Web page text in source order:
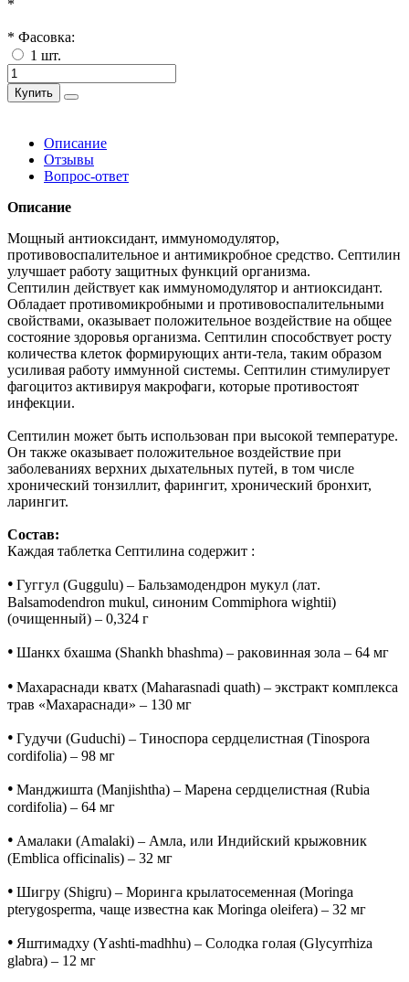
*
* Фасовка:
1 шт.
Купить
Описание
Отзывы
Вопрос-ответ
Описание
Мощный антиоксидант, иммуномодулятор,
противовоспалительное и антимикробное средство. Септилин
улучшает работу защитных функций организма.
Септилин действует как иммуномодулятор и антиоксидант.
Обладает противомикробными и противовоспалительными
свойствами, оказывает положительное воздействие на общее
состояние здоровья организма. Септилин способствует росту
количества клеток формирующих анти-тела, таким образом
усиливая работу иммунной системы. Септилин стимулирует
фагоцитоз активируя макрофаги, которые противостоят
инфекции.
Септилин может быть использован при высокой температуре.
Он также оказывает положительное воздействие при
заболеваниях верхних дыхательных путей, в том числе
хронический тонзиллит, фарингит, хронический бронхит,
ларингит.
Cостав:
Каждая таблетка Септилина содержит :
• Гуггул (Guggulu) – Бальзамодендрон мукул (лат.
Balsamodendron mukul, синоним Commiphora wightii)
(очищенный) – 0,324 г
• Шанкх бхашма (Shankh bhashma) – раковинная зола – 64 мг
• Махараснади кватх (Maharasnadi quath) – экстракт комплекса
трав «Махараснади» – 130 мг
• Гудучи (Guduchi) – Тиноспора сердцелистная (Tinospora
cordifolia) – 98 мг
• Манджишта (Manjishtha) – Марена сердцелистная (Rubia
cordifolia) – 64 мг
• Амалаки (Amalaki) – Амла, или Индийский крыжовник
(Emblica officinalis) – 32 мг
• Шигру (Shigru) – Моринга крылатосеменная (Moringa
pterygosperma, чаще известна как Moringa oleifera) – 32 мг
• Яштимадху (Yashti-madhhu) – Солодка голая (Glycyrrhiza
glabra) – 12 мг